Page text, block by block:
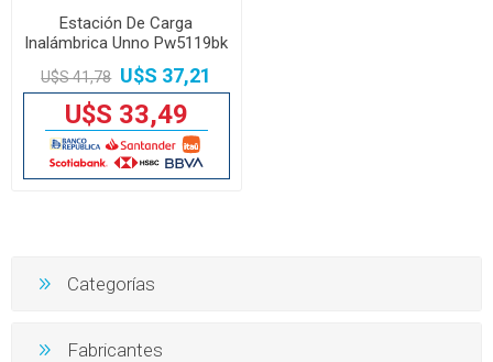
Estación De Carga
Inalámbrica Unno Pw5119bk
15w
U$S 41,78 U$S 37,21
U$S 33,49
Categorías
Fabricantes